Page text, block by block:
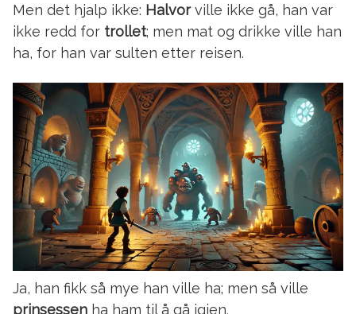
Men det hjalp ikke: Halvorville ikke gå, han var
ikke redd for trollet; men mat og drikke ville han
ha, for han var sulten etter reisen.
Ja, han fikk så mye han ville ha; men så ville
prinsessen ha ham til å gå igjen.